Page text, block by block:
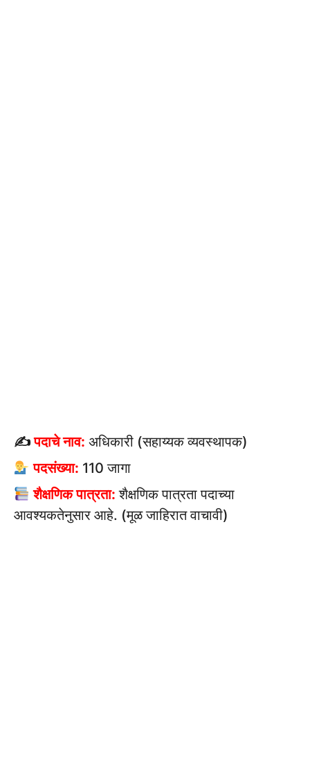
✍पदाचे नाव: अधिकारी (सहाय्यक व्यवस्थापक)
पदसंख्या: 110 जागा
शैक्षणिक पात्रता: शैक्षणिक पात्रता पदाच्या
आवश्यकतेनुसार आहे. (मूळ जाहिरात वाचावी)